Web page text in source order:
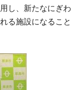
し、新たなにぎわ
る施設になること